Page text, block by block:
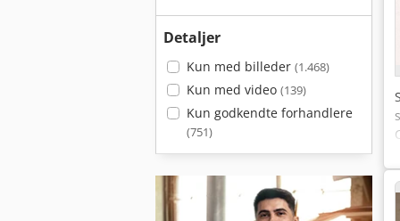
Detaljer
Kun med billeder (1.468)
Kun med video (139)
Kun godkendte forhandlere
(751)